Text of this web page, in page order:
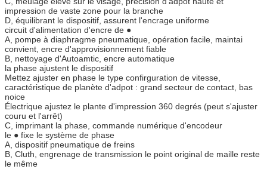
impression de vaste zone pour la branche
D, équilibrant le dispositif, assurent l'encrage uniforme
circuit d'alimentation d'encre de ●
A, pompe à diaphragme pneumatique, opération facile, maintai
convient, encre d'approvisionnement fiable
B, nettoyage d'Autoamtic, encre automatique
la phase ajustent le dispositif
Mettez ajuster en phase le type confirguration de vitesse,
caractéristique de planète d'adpot : grand secteur de contact, bas
noice
Électrique ajustez le plante d'impression 360 degrés (peut s'ajuster
couru et l'arrêt)
C, imprimant la phase, commande numérique d'encodeur
le ● fixe le système de phase
A, dispositif pneumatique de freins
B, Cluth, engrenage de transmission le point original de maille reste
le même